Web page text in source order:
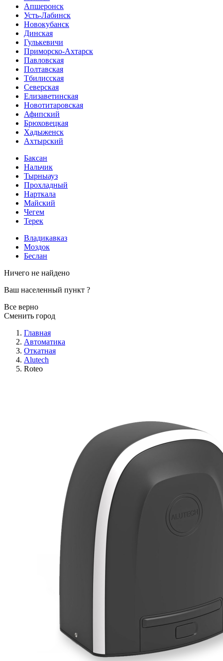
Апшеронск
Усть-Лабинск
Новокубанск
Динская
Гулькевичи
Приморско-Ахтарск
Павловская
Полтавская
Тбилисская
Северская
Елизаветинская
Новотитаровская
Афипский
Брюховецкая
Хадыженск
Ахтырский
Баксан
Нальчик
Тырныауз
Прохладный
Нарткала
Майский
Чегем
Терек
Владикавказ
Моздок
Беслан
Ничего не найдено
Ваш населенный пункт ?
Все верно
Сменить город
Главная
Автоматика
Откатная
Alutech
Roteo